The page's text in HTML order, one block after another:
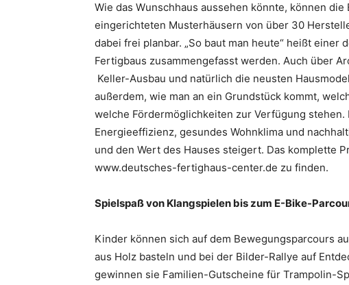
Wie das Wunschhaus aussehen könnte, können
eingerichteten Musterhäusern von über 30
dabei frei planbar. „So baut man heute“ heißt einer
Fertigbaus zusammengefasst werden. Auch über
Keller-Ausbau und natürlich die neusten
außerdem, wie man an ein Grundstück kommt,
welche Fördermöglichkeiten zur Verfügung
Energieeffizienz, gesundes Wohnklima und
und den Wert des Hauses steigert. Das komplette
www.deutsches-fertighaus-center.de zu finden.
Spielspaß von Klangspielen bis zum E-Bike-
Kinder können sich auf dem Bewegungsparcours
aus Holz basteln und bei der Bilder-Rallye auf
gewinnen sie Familien-Gutscheine für Trampolin-